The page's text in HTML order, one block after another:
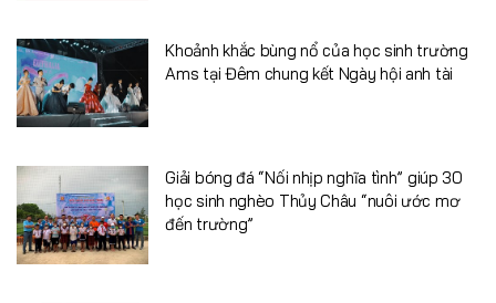
Khoảnh khắc bùng nổ của học sinh trường
Ams tại Đêm chung kết Ngày hội anh tài
Giải bóng đá “Nối nhịp nghĩa tình” giúp 30
học sinh nghèo Thủy Châu “nuôi ước mơ
đến trường”